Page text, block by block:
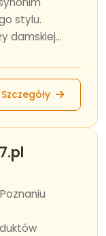
stylu.
damskiej...
Szczegóły